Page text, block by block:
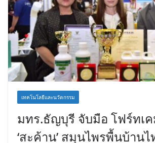
เทคโนโลยีและนวัตกรรม
มทร.ธัญบุรี จับมือ โฟร์ทเค
‘สะค้าน’ สมุนไพรพื้นบ้าน